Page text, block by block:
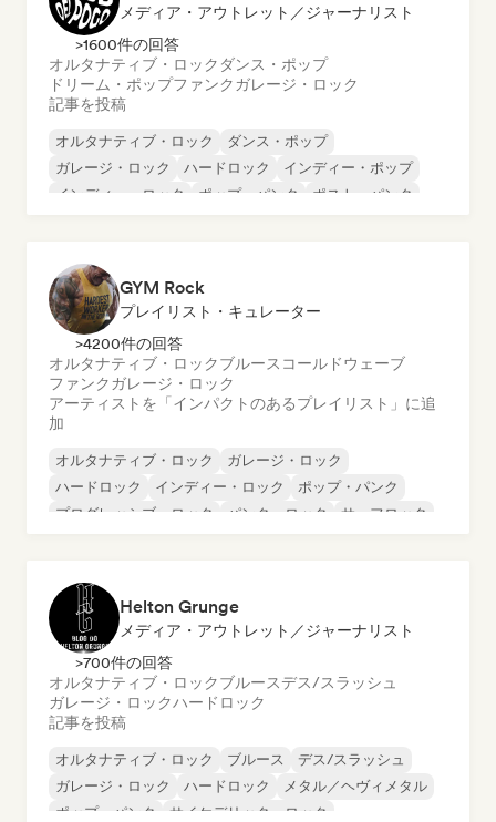
メディア・アウトレット／ジャーナリスト
>1600件の回答
オルタナティブ・ロック ダンス・ポップ
ドリーム・ポップファンクガレージ・ロック
記事を投稿
オルタナティブ・ロック
ダンス・ポップ
ガレージ・ロック
ハードロック
インディー・ポップ
インディー・ロック
ポップ・パンク ポスト・パンク
GYM Rock
プレイリスト・キュレーター
>4200件の回答
オルタナティブ・ロックブルース コールドウェーブ
ファンクガレージ・ロック
アーティストを「インパクトのあるプレイリスト」に追
加
オルタナティブ・ロック
ガレージ・ロック
ハードロック
インディー・ロック
ポップ・パンク
プログレッシブ・ロック
パンク・ロック サーフロック
Helton Grunge
メディア・アウトレット／ジャーナリスト
>700件の回答
オルタナティブ・ロックブルースデス/スラッシュ
ガレージ・ロックハードロック
記事を投稿
オルタナティブ・ロック ブルース
デス/スラッシュ
ガレージ・ロック
ハードロック
メタル／ヘヴィメタル
ポップ・パンク
サイケデリック・ロック